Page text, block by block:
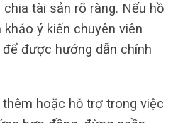
chia tài sản rõ ràng. Nếu hồ
ý kiến chuyên viên
được hướng dẫn chính
hoặc hỗ trợ trong việc